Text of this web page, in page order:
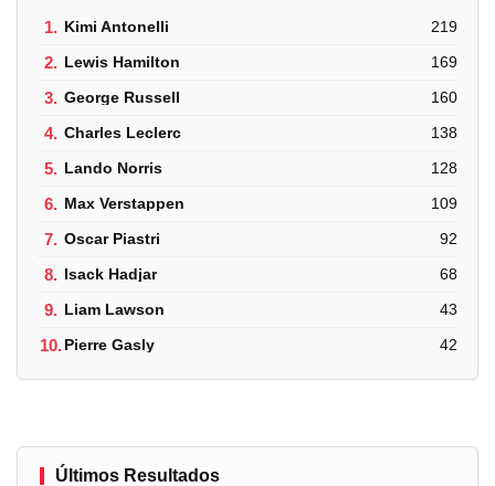
1. Kimi Antonelli 219
2. Lewis Hamilton 169
3. George Russell 160
4. Charles Leclerc 138
5. Lando Norris 128
6. Max Verstappen 109
7. Oscar Piastri 92
8. Isack Hadjar 68
9. Liam Lawson 43
10.Pierre Gasly 42
Últimos Resultados